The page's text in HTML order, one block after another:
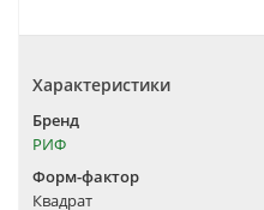
Характеристики
Бренд
РИФ
Форм-фактор
Квадрат